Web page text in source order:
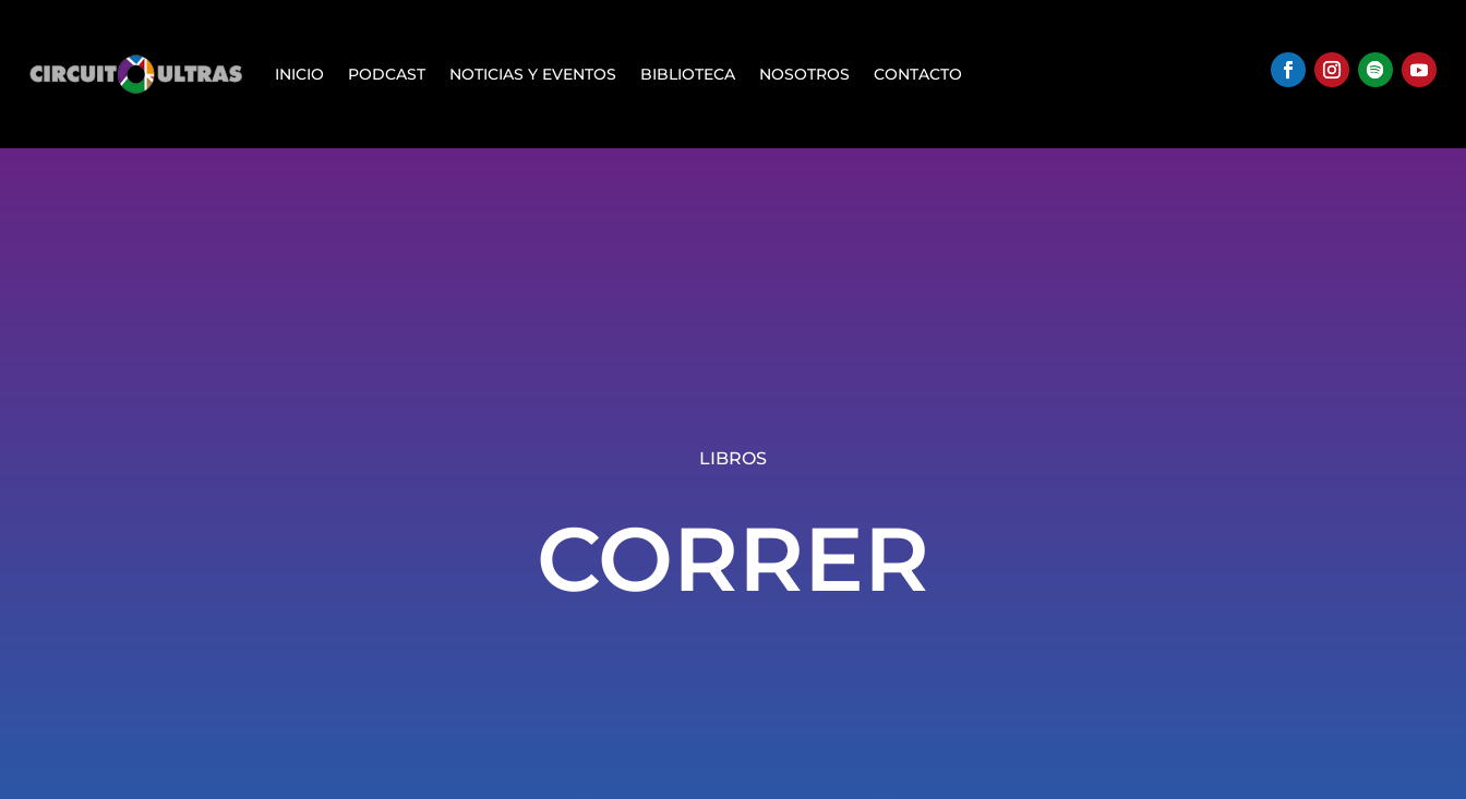
INICIO PODCAST NOTICIAS Y EVENTOS BIBLIOTECA NOSOTROS CONTACTO
LIBROS
CORRER